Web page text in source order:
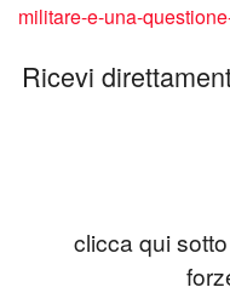
militare-e-una-
Ricevi
clicca qui